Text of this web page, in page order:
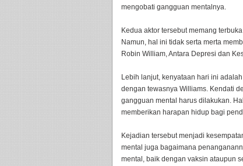
mengobati gangguan mentalnya.
Kedua aktor tersebut memang
Namun, hal ini tidak serta merta
Robin William, Antara Depresi dan
Lebih lanjut, kenyataan hari ini
dengan tewasnya Williams. Kendati
gangguan mental harus dilakukan.
memberikan harapan hidup bagi
Kejadian tersebut menjadi
mental juga bagaimana
mental, baik dengan vaksin ataupun